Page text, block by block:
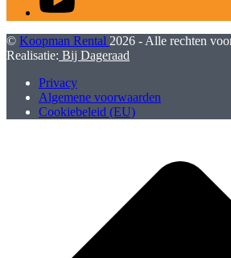
© Koopman Rental 2026 - Alle rechten
Realisatie: Bij Dageraad
Privacy
Algemene voorwaarden
Cookiebeleid (EU)